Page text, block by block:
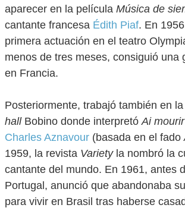
aparecer en la película Música de
cantante francesa Édith Piaf. En
primera actuación en el teatro
menos de tres meses, consiguió una
en Francia.
Posteriormente, trabajó también en
hallBobino donde interpretóAi
Charles Aznavour (basada en el fado
1959, la revista Varietyla nombró la
cantante del mundo. En 1961, antes
Portugal, anunció que abandonaba
para vivir en Brasil tras haberse